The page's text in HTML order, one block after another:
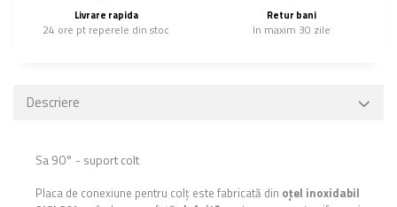
Livrare rapida
24 ore pt reperele din stoc
Retur bani
In maxim 30 zile
Descriere
Sa 90° - suport colt
Placa de conexiune pentru colț este fabricată din oțel inoxidabil